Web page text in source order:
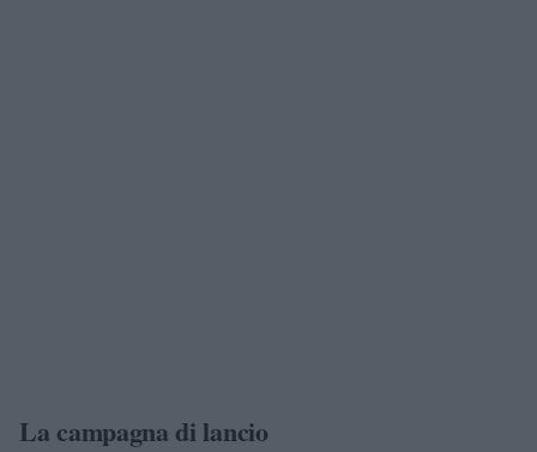
La campagna di lancio